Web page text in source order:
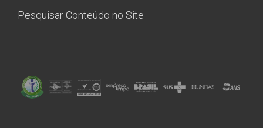
Pesquisar Conteúdo no Site